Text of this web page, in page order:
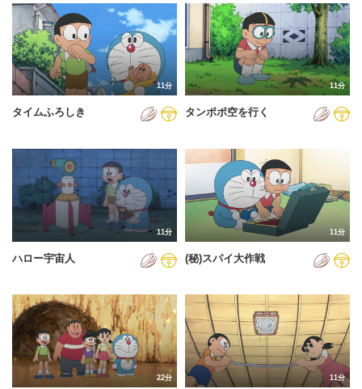
2024年
2025年
2026年
11分
タイムふろしき
11分
タンポポ空を行く
11分
ハロー宇宙人
11分
(秘)スパイ大作戦
22分 11分